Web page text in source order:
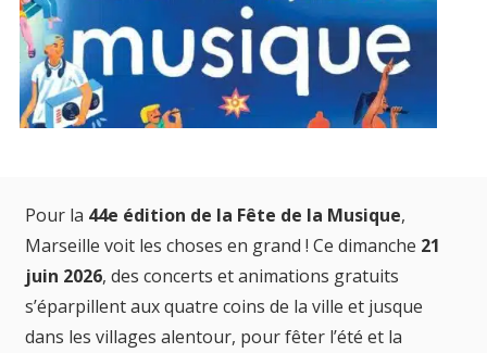
Pour la 44e édition de la Fête de la Musique,
Marseille voit les choses en grand ! Ce dimanche 21
juin 2026, des concerts et animations gratuits
s’éparpillent aux quatre coins de la ville et jusque
dans les villages alentour, pour fêter l’été et la